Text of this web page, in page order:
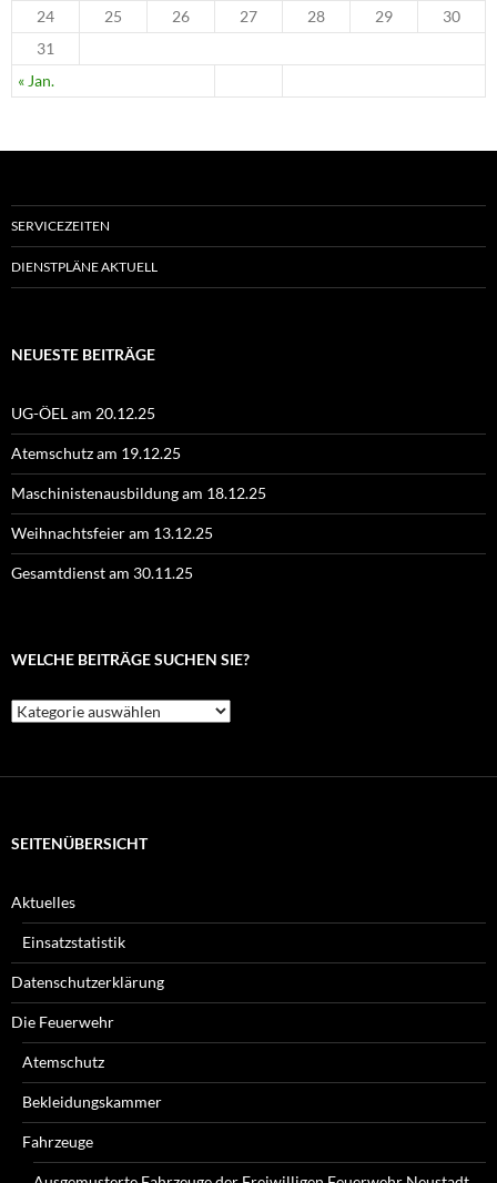
« Jan.
24
25 26 27 28 29
30
31
SERVICEZEITEN
DIENSTPLÄNE AKTUELL
NEUESTE BEITRÄGE
UG-ÖEL am 20.12.25
Atemschutz am 19.12.25
Maschinistenausbildung am 18.12.25
Weihnachtsfeier am 13.12.25
Gesamtdienst am 30.11.25
WELCHE BEITRÄGE SUCHEN SIE?
Welche
Beiträge
SEITENÜBERSICHT
Aktuelles
Einsatzstatistik
Datenschutzerklärung
Die Feuerwehr
Atemschutz
Bekleidungskammer
Fahrzeuge